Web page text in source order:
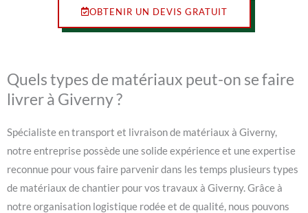
OBTENIR UN DEVIS GRATUIT
Quels types de matériaux peut-on se faire
livrer à Giverny ?
Spécialiste en transport et livraison de matériaux à Giverny,
notre entreprise possède une solide expérience et une expertise
reconnue pour vous faire parvenir dans les temps plusieurs types
de matériaux de chantier pour vos travaux à Giverny. Grâce à
notre organisation logistique rodée et de qualité, nous pouvons